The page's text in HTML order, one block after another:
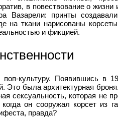
в повествование о жизни
Вазарели: принты создавали
на ткани нарисованы
и фикцией.
культуру. Появившись в
Это была архитектурная
сексуальность, которая не
он сооружал корсет из
правда?